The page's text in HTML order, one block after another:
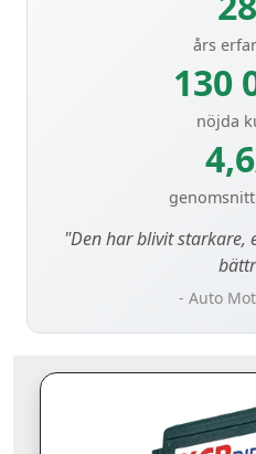
års
130
nöjda
"Den har blivit starkare,
- Auto